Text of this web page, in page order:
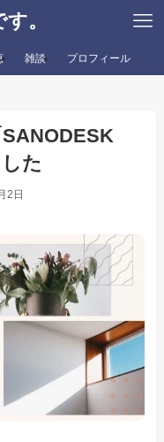
。
雑談 プロフィール
た
2日